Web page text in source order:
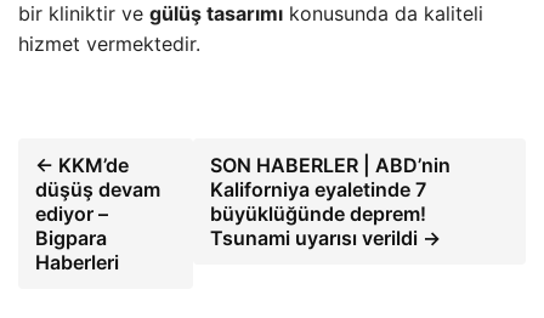
bir kliniktir ve gülüş tasarımı konusunda da kaliteli
hizmet vermektedir.
← KKM’de
düşüş devam
ediyor –
Bigpara
Haberleri
SON HABERLER | ABD’nin
Kaliforniya eyaletinde 7
büyüklüğünde deprem!
Tsunami uyarısı verildi →